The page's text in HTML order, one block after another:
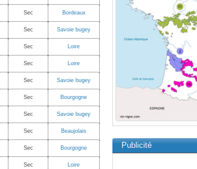
Sec Bordeaux
Sec Savoie bugey
Sec Loire
Sec Loire
Sec Savoie bugey
Sec Bourgogne
Sec Savoie bugey
Sec Beaujolais
Sec Bourgogne
Sec Loire
Publicité